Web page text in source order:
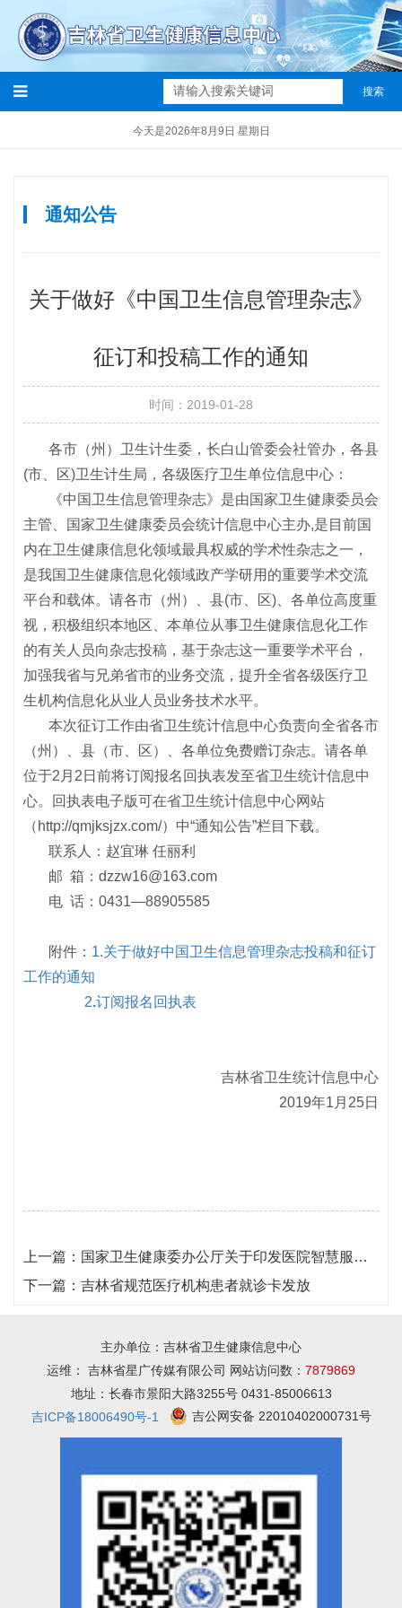
搜索
今天是2026年8月9日 星期日
通知公告
关于做好《中国卫生信息管理杂志》
征订和投稿工作的通知
时间：2019-01-28
各市（州）卫生计生委，长白山管委会社管办，各县
(市、区)卫生计生局，各级医疗卫生单位信息中心：
《中国卫生信息管理杂志》是由国家卫生健康委员会
主管、国家卫生健康委员会统计信息中心主办,是目前国
内在卫生健康信息化领域最具权威的学术性杂志之一，
是我国卫生健康信息化领域政产学研用的重要学术交流
平台和载体。请各市（州）、县(市、区)、各单位高度重
视，积极组织本地区、本单位从事卫生健康信息化工作
的有关人员向杂志投稿，基于杂志这一重要学术平台，
加强我省与兄弟省市的业务交流，提升全省各级医疗卫
生机构信息化从业人员业务技术水平。
本次征订工作由省卫生统计信息中心负责向全省各市
（州）、县（市、区）、各单位免费赠订杂志。请各单
位于2月2日前将订阅报名回执表发至省卫生统计信息中
心。回执表电子版可在省卫生统计信息中心网站
（http://qmjksjzx.com/）中“通知公告”栏目下载。
联系人：赵宜琳 任丽利
邮 箱：dzzw16@163.com
电 话：0431—88905585
附件： 1.关于做好中国卫生信息管理杂志投稿和征订
工作的通知
2.订阅报名回执表
吉林省卫生统计信息中心
2019年1月25日
上一篇： 国家卫生健康委办公厅关于印发医院智慧服务分级评估标准体系（试行）的通知
下一篇： 吉林省规范医疗机构患者就诊卡发放
主办单位：吉林省卫生健康信息中心
运维： 吉林省星广传媒有限公司 网站访问数： 7879869
地址：长春市景阳大路3255号 0431-85006613
吉ICP备18006490号-1
吉公网安备 22010402000731号